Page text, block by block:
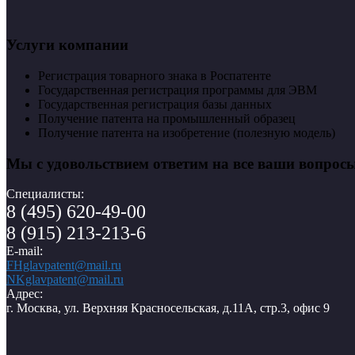
Услуги компании
Регистрация товарного знака в Роспатенте
Государственная регистрация программы для ЭВМ
Государственная регистрация базы данных
Получение патента на промышленный образец
Получение патента на изобретение (полезную модель)
Мы с удовольствием ответим на все ваши
Специалисты:
8 (495) 620-49-00
8 (915) 213-213-6
E-mail:
FHglavpatent@mail.ru
NKglavpatent@mail.ru
Адрес:
г. Москва, ул. Верхняя Красносельская, д.11А, стр.3, офис 9